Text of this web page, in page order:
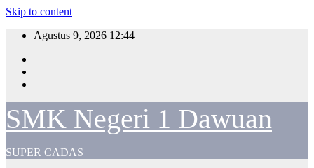
Skip to content
Agustus 9, 2026 12:44
SMK Negeri 1 Dawuan
SUPER CADAS